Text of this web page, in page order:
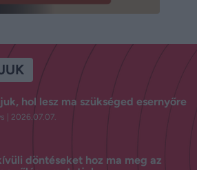
hol lesz ma szükséged esernyőre
2026.07.07.
döntéseket hoz ma meg az